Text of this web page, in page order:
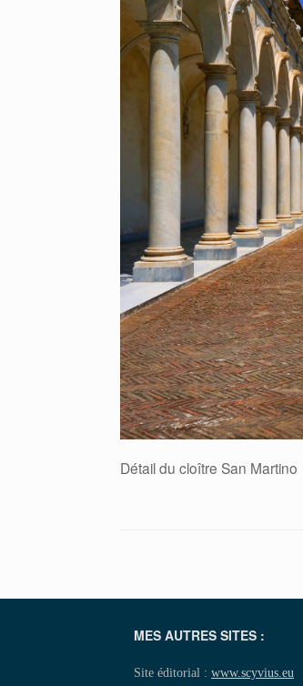
Détail du cloître San Martino
MES AUTRES SITES :
Site éditorial : www.scyvius.eu